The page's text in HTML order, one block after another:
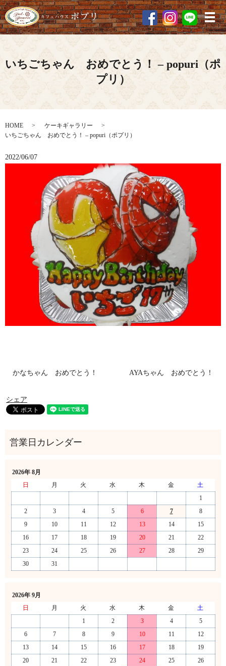
メ
いちごちゃん おめでとう！ – popuri（ポ
プリ）
HOME
ケーキギャラリー
いちごちゃん おめでとう！ – popuri（ポプリ）
2022/06/07
かなちゃん おめでとう！ AYAちゃん おめでとう！
シェア
2026年 8月
日
月 火 水 木 金
土
1
2
3 4 5 6 7
8
9
10 11 12 13 14
15
16
17 18 19 20 21
22
23
24 25 26 27 28
29
30
31
2026年 9月
日
月 火 水 木 金
土
1
2 3 4
5
6
7 8 9 10 11
12
13
14 15 16 17 18
19
20
21 22 23 24 25
26